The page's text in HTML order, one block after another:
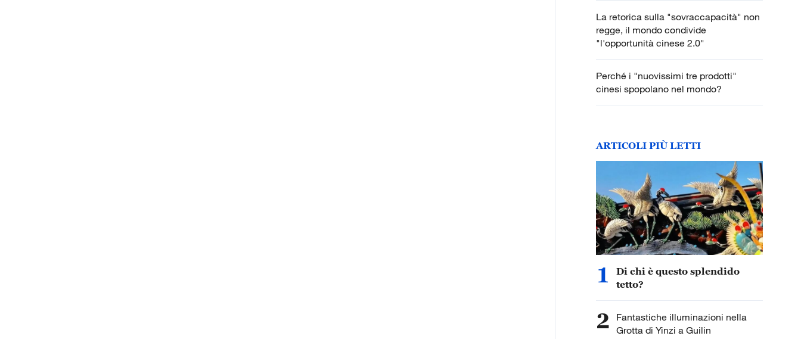
La retorica sulla "sovraccapacità" non
regge, il mondo condivide
"l'opportunità cinese 2.0"
Perché i "nuovissimi tre prodotti"
cinesi spopolano nel mondo?
ARTICOLI PIÙ LETTI
1
Di chi è questo splendido
tetto?
2
Fantastiche illuminazioni nella
Grotta di Yinzi a Guilin